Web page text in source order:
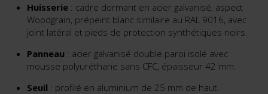
Huisserie : cadre dormant en acier galvanisé, aspect
Woodgrain, prépeint blanc similaire au RAL 9016, avec
joint latéral et pieds de protection synthétiques noirs.
Panneau : acier galvanisé double paroi isolé avec
mousse polyuréthane sans CFC, épaisseur 42 mm.
Seuil : profilé en aluminium de 25 mm de haut.